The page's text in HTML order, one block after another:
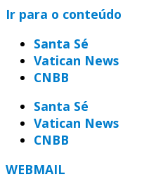
Ir para o conteúdo
Santa Sé
Vatican News
CNBB
Santa Sé
Vatican News
CNBB
WEBMAIL